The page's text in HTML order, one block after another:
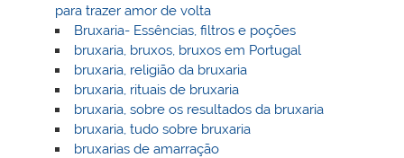
para trazer amor de volta
Bruxaria- Essências, filtros e poções
bruxaria, bruxos, bruxos em Portugal
bruxaria, religião da bruxaria
bruxaria, rituais de bruxaria
bruxaria, sobre os resultados da bruxaria
bruxaria, tudo sobre bruxaria
bruxarias de amarração